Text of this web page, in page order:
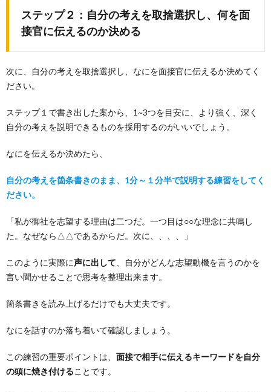
ステップ２： 自分の考えを取捨選択し、何を面
接官に伝えるのか決める
次に、自分の考えを取捨選択し、なにを面接官に伝えるか決めてく
ださい。
ステップ１で書き出した案から、1~3つを目安に、より強く、深く
自分の考えを説明できるものを採用するのがいいでしょう。
なにを伝えるか決めたら、
自分の考えを箇条書きのまま、1分～１分半で説明する練習をしてく
ださい。
「私が御社を志望する理由は二つだ。一つ目は○○な理念に共鳴し
た。なぜなら△△であるからだ。次に、、、、」
このように実際に声に出して 、自分がどんな志望動機を言うのかを
言い聞かせることで思考を整理出来ます。
箇条書きを読み上げるだけでも大丈夫です。
なにを話すのか落ち着いて確認しましょう。
この練習の重要ポイントは、 面接で相手に伝えるキーワードを自分
の頭に焼き付けることです。